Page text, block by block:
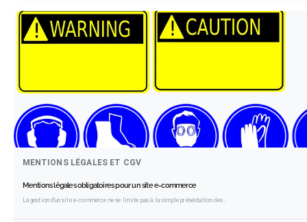
MENTIONS LÉGALES ET CGV
Mentions légales obligatoires pour un site e-commerce
La gestion d’un site e-commerce ne se limite pas à la simple présentation des…